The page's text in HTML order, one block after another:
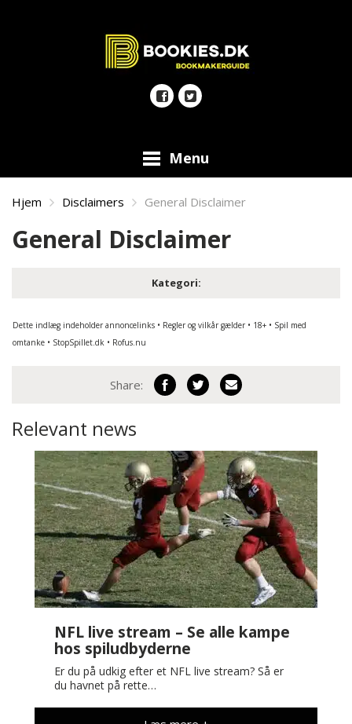
Menu
Hjem Disclaimers General Disclaimer
General Disclaimer
Kategori:
Dette indlæg indeholder annoncelinks • Regler og vilkår gælder • 18+ • Spil med
omtanke • StopSpillet.dk • Rofus.nu
Share:
Relevant news
NFL live stream – Se alle kampe
hos spiludbyderne
Er du på udkig efter et NFL live stream? Så er
du havnet på rette…